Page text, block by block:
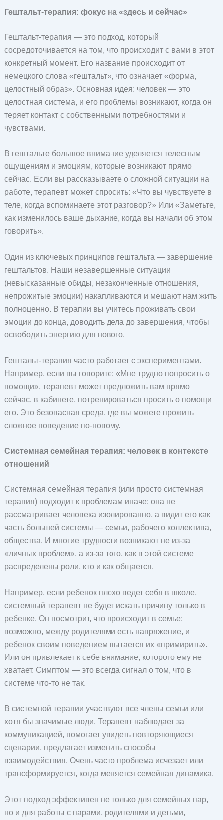
Гештальт-терапия: фокус на «здесь и сейчас»
Гештальт-терапия — это подход, который
сосредоточивается на том, что происходит с вами в этот
конкретный момент. Его название происходит от
немецкого слова «гештальт», что означает «форма,
целостный образ». Основная идея: человек — это
целостная система, и его проблемы возникают, когда он
теряет контакт с собственными потребностями и
чувствами.
В гештальте большое внимание уделяется телесным
ощущениям и эмоциям, которые возникают прямо
сейчас. Если вы рассказываете о сложной ситуации на
работе, терапевт может спросить: «Что вы чувствуете в
теле, когда вспоминаете этот разговор?» Или «Заметьте,
как изменилось ваше дыхание, когда вы начали об этом
говорить».
Один из ключевых принципов гештальта — завершение
гештальтов. Наши незавершенные ситуации
(невысказанные обиды, незаконченные отношения,
непрожитые эмоции) накапливаются и мешают нам жить
полноценно. В терапии вы учитесь проживать свои
эмоции до конца, доводить дела до завершения, чтобы
освободить энергию для нового.
Гештальт-терапия часто работает с экспериментами.
Например, если вы говорите: «Мне трудно попросить о
помощи», терапевт может предложить вам прямо
сейчас, в кабинете, потренироваться просить о помощи
его. Это безопасная среда, где вы можете прожить
сложное поведение по-новому.
Системная семейная терапия: человек в контексте
отношений
Системная семейная терапия (или просто системная
терапия) подходит к проблемам иначе: она не
рассматривает человека изолированно, а видит его как
часть большей системы — семьи, рабочего коллектива,
общества. И многие трудности возникают не из-за
«личных проблем», а из-за того, как в этой системе
распределены роли, кто и как общается.
Например, если ребенок плохо ведет себя в школе,
системный терапевт не будет искать причину только в
ребенке. Он посмотрит, что происходит в семье:
возможно, между родителями есть напряжение, и
ребенок своим поведением пытается их «примирить».
Или он привлекает к себе внимание, которого ему не
хватает. Симптом — это всегда сигнал о том, что в
системе что-то не так.
В системной терапии участвуют все члены семьи или
хотя бы значимые люди. Терапевт наблюдает за
коммуникацией, помогает увидеть повторяющиеся
сценарии, предлагает изменить способы
взаимодействия. Очень часто проблема исчезает или
трансформируется, когда меняется семейная динамика.
Этот подход эффективен не только для семейных пар,
но и для работы с парами, родителями и детьми,